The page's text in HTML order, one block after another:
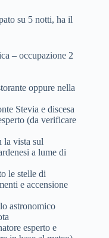
su 5 notti, ha il
– occupazione 2
oppure nella
Stevia e discesa
(da verificare
la vista sul
a lume di
le stelle di
e accensione
astronomico
esperto e